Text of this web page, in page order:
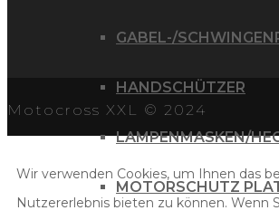
GABEL-/
HANDSCHÜTZER
LAMPENMASKEN/
MOTORSCHUTZ
Motocross XXL © 2024
Wir verwenden Cookies, um Ihnen das
Nutzererlebnis bieten zu können. Wenn